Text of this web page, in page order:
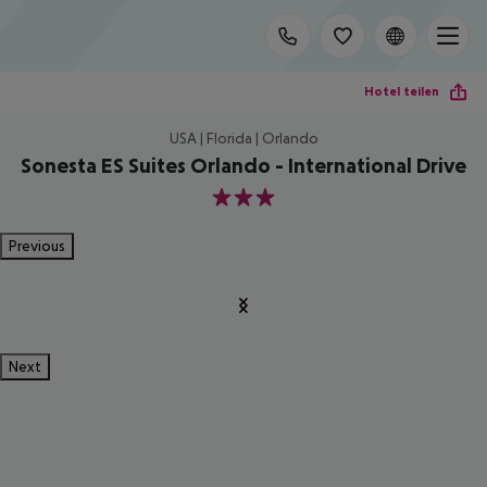
Hotel teilen
USA | Florida | Orlando
Sonesta ES Suites Orlando - International Drive
3
Previous
Next